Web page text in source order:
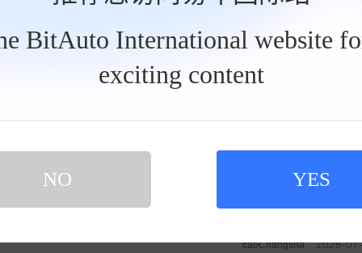
BitAuto International website
exciting content
NO YES
买新车 上易车
扫码下载易车APP
caoChangsha 2026-
大众途观L ePro：
caoChangsha 2026-